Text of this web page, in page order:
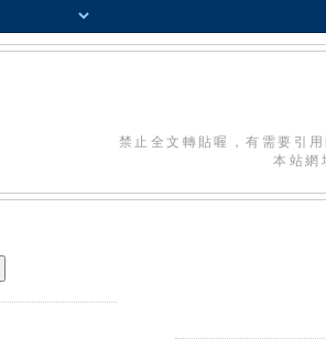
禁止全文轉貼喔，有需要引
本站